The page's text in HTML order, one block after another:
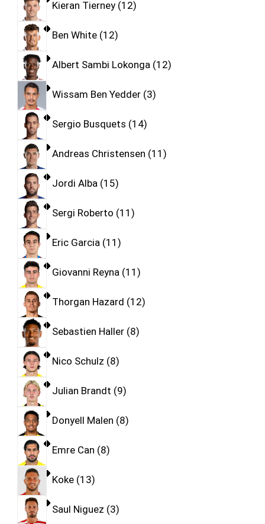
Kieran Tierney 12
Ben White 12
Albert Sambi Lokonga 12
Wissam Ben Yedder 3
Sergio Busquets 14
Andreas Christensen 11
Jordi Alba 15
Sergi Roberto 11
Eric Garcia 11
Giovanni Reyna 11
Thorgan Hazard 12
Sebastien Haller 8
Nico Schulz 8
Julian Brandt 9
Donyell Malen 8
Emre Can 8
Koke 13
Saul Niguez 3